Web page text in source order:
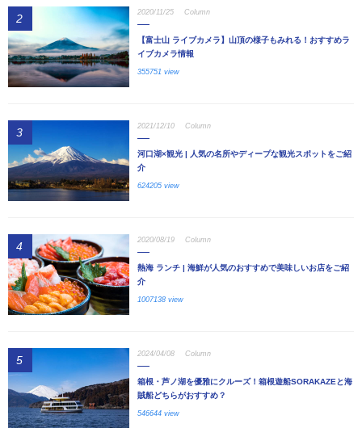
2 2020/11/25 Column
【富士山 ライブカメラ】山頂の様子もみれる！おすすめラ
イブカメラ情報
355751 view
3 2021/12/10 Column
河口湖×観光 | 人気の名所やディープな観光スポットをご紹
介
624205 view
4 2020/08/19 Column
熱海 ランチ | 海鮮が人気のおすすめで美味しいお店をご紹
介
1007138 view
5 2024/04/08 Column
箱根・芦ノ湖を優雅にクルーズ！箱根遊船SORAKAZEと海
賊船どちらがおすすめ？
546644 view